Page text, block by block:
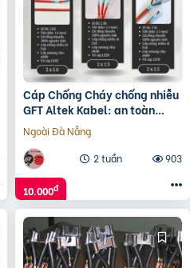
Cáp Chống Cháy chống nhiễu
GFT Altek Kabel: an toàn
trong nhiệt độ cao
Ngoài Đà Nẵng
2 tuần
903
10.000đ